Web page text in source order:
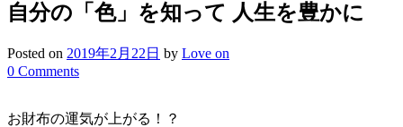
自分の「色」を知って 人生を豊かに
Posted on 2019年2月22日 by Love on
0 Comments
お財布の運気が上がる！？